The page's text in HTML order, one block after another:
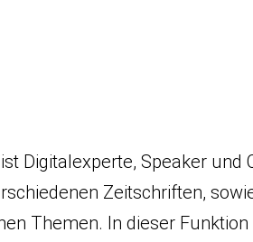
Digitalexperte, Speaker und
Zeitschriften,
Themen. In dieser